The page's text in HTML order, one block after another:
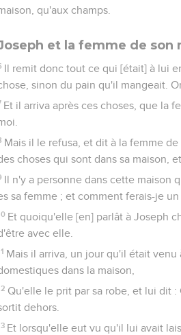
qu'aux champs.
et la femme de son
Il remit donc tout ce qui [était] à lui
sinon du pain qu'il mangeait.
Et il arriva après ces choses, que la
Mais il le refusa, et dit à la femme
choses qui sont dans sa maison,
Il n'y a personne dans cette maison
sa femme ; et comment ferais-je
Et quoiqu'elle [en] parlât à Joseph
avec elle.
Mais il arriva, un jour qu'il était
dans la maison,
Qu'elle le prit par sa robe, et lui dit
dehors.
Et lorsqu'elle eut vu qu'il lui avait